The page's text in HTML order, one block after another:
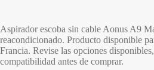
Aspirador escoba sin cable Aonus A9
reacondicionado. Producto disponible
Francia. Revise las opciones
compatibilidad antes de comprar.